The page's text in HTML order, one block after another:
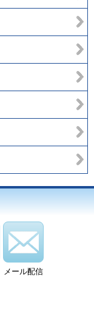
メール配信